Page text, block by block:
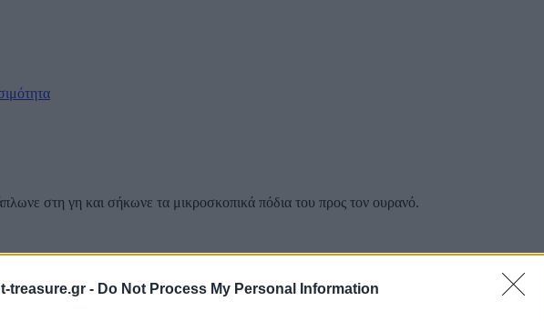
treasure.gr - Do Not Process My Personal Information
στη γη και σήκωνε τα μικροσκοπικά πόδια του προς τον ουρανό.
το σπουργιτάκι. Σηκώνω τα πόδια μου για να συγκρατήσω τον ουρανό, σε περίπτωση
ρώτησε με απορία και ειρωνεία η αλεπού.